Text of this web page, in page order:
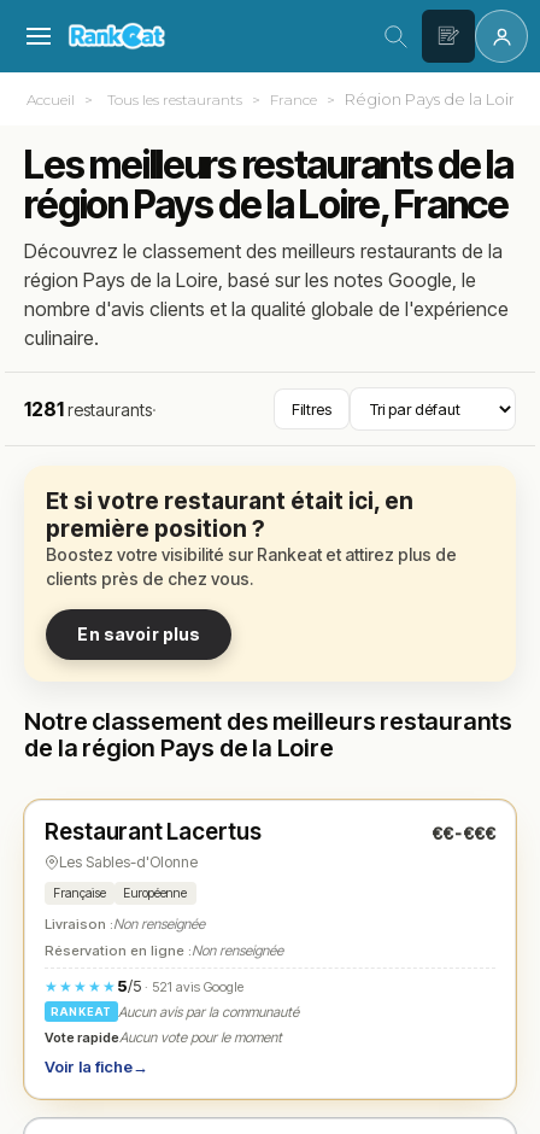
Accueil Tous les restaurants France Région Pays de la Loire
Les meilleurs restaurants de la
région Pays de la Loire, France
Découvrez le classement des meilleurs restaurants de la
région Pays de la Loire, basé sur les notes Google, le
nombre d'avis clients et la qualité globale de l'expérience
culinaire.
1281restaurants· Filtres
Et si votre restaurant était ici, en
première position ?
Boostez votre visibilité sur Rankeat et attirez plus de
clients près de chez vous.
En savoir plus
Notre classement des meilleurs restaurants
de la région Pays de la Loire
★ N° 1
Restaurant Lacertus €€-€€€
Les Sables-d'Olonne
Française Européenne
Livraison :Non renseignée
Réservation en ligne :Non renseignée
★★★★★ 5/5· 521 avis Google
RANKEAT
Aucun avis par la communauté
Vote rapideAucun vote pour le moment
Voir la fiche→